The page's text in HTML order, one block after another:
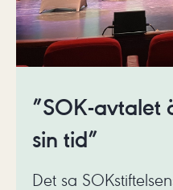
”SOK-avtalet
sin tid”
Det sa